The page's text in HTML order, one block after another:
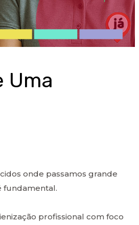
Uma
onde passamos grande
fundamental.
profissional com foco